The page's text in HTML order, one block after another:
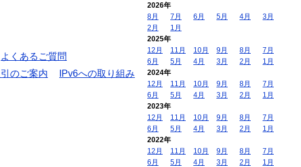
よくあるご質問
のご案内
IPv6への取り組み
2026年
8月
7月 6月 5月 4月
3月
2月
1月
2025年
12月
11月 10月 9月 8月
7月
6月
5月 4月 3月 2月
1月
2024年
12月
11月 10月 9月 8月
7月
6月
5月 4月 3月 2月
1月
2023年
12月
11月 10月 9月 8月
7月
6月
5月 4月 3月 2月
1月
2022年
12月
11月 10月 9月 8月
7月
6月
5月 4月 3月 2月
1月